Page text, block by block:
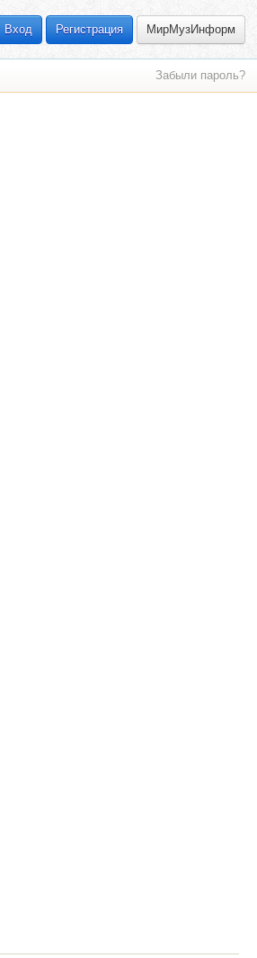
Вход Регистрация МирМузИнформ
Забыли пароль?